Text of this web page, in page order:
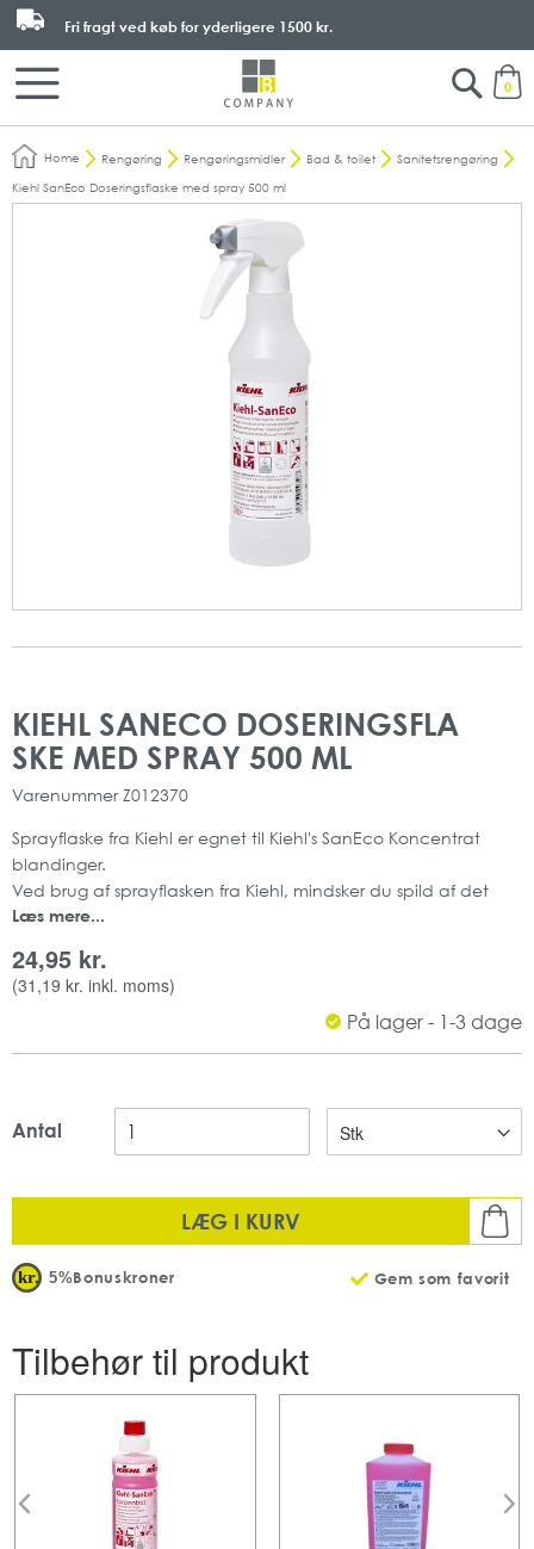
0
Fri fragt ved køb for yderligere 1500 kr.
Search
Home Rengøring Rengøringsmidler Bad & toilet
Sanitetsrengøring
Kiehl SanEco Doseringsflaske med spray 500 ml
KIEHL SANECO DOSERINGSFLA
SKE MED SPRAY 500 ML
Varenummer Z012370
Sprayflaske fra Kiehl er egnet til Kiehl's SanEco Koncentrat
blandinger.
Ved brug af sprayflasken fra Kiehl, mindsker du spild af det
koncentrede rengøringsmiddel.
sprayflaske.
Kapacitet: 500 ml
Læs mere...
24,95 kr.
(31,19 kr. inkl. moms)
På lager - 1-3 dage
Antal
LÆG I KURV
Gem som favorit
5%Bonuskroner
slutningen
af
starten
af
Tilbehør til produkt